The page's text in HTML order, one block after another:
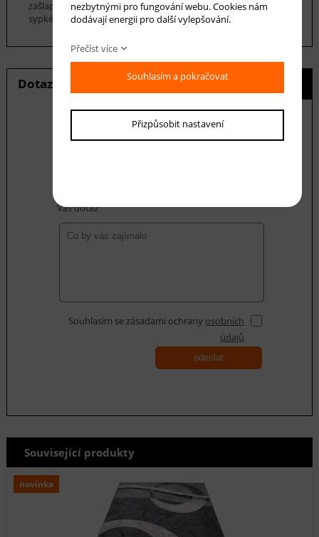
zašlapání do koberce. Pro hloubkové čištění je možné použít
sypké čističe koberců. Koberec se nesmí namáčet.
Dotaz na produkt Hlídání ceny
Váš dotaz
Souhlasím se zásadami ochrany osobních
údajů
odeslat
Související produkty
novinka
nezbytnými pro fungování webu. Cookies nám
dodávají energii pro další vylepšování.
Přečíst více
Souhlasím a pokračovat
Přizpůsobit nastavení